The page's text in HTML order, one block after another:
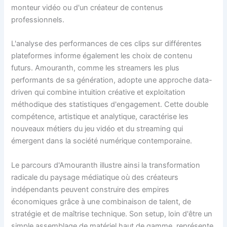
monteur vidéo ou d'un créateur de contenus
professionnels.
L'analyse des performances de ces clips sur différentes
plateformes informe également les choix de contenu
futurs. Amouranth, comme les streamers les plus
performants de sa génération, adopte une approche data-
driven qui combine intuition créative et exploitation
méthodique des statistiques d'engagement. Cette double
compétence, artistique et analytique, caractérise les
nouveaux métiers du jeu vidéo et du streaming qui
émergent dans la société numérique contemporaine.
Le parcours d'Amouranth illustre ainsi la transformation
radicale du paysage médiatique où des créateurs
indépendants peuvent construire des empires
économiques grâce à une combinaison de talent, de
stratégie et de maîtrise technique. Son setup, loin d'être un